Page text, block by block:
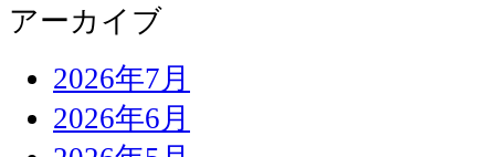
アーカイブ
2026年7月
2026年6月